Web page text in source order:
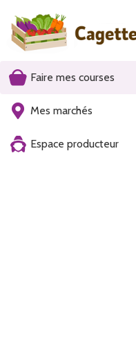
Faire mes courses
Mes marchés
Espace producteur